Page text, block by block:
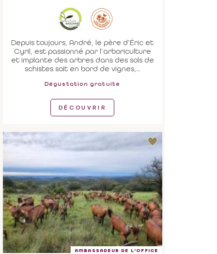
Depuis toujours, André, le père d’Éric et
Cyril, est passionné par l’arboriculture
et implante des arbres dans des sols de
schistes soit en bord de vignes,...
Dégustation gratuite
DÉCOUVRIR
AMBASSADEUR DE L'OFFICE